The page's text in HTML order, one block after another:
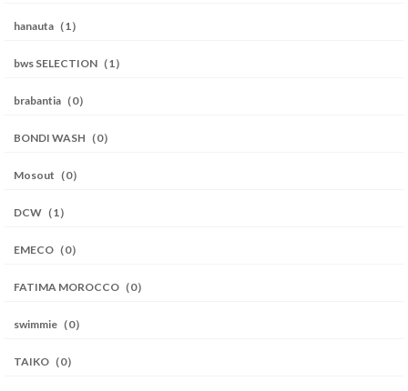
hanauta（1）
bws SELECTION（1）
brabantia（0）
BONDI WASH（0）
Mosout（0）
DCW（1）
EMECO（0）
FATIMA MOROCCO（0）
swimmie（0）
TAIKO（0）